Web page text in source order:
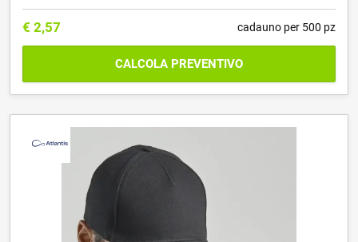
€ 2,57 cadauno per 500 pz
CALCOLA PREVENTIVO